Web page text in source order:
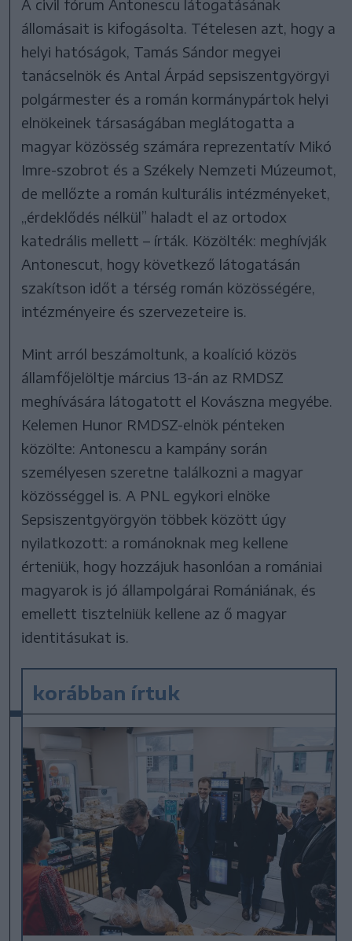
A civil fórum Antonescu látogatásának
állomásait is kifogásolta. Tételesen azt, hogy a
helyi hatóságok, Tamás Sándor megyei
tanácselnök és Antal Árpád sepsiszentgyörgyi
polgármester és a román kormánypártok helyi
elnökeinek társaságában meglátogatta a
magyar közösség számára reprezentatív Mikó
Imre-szobrot és a Székely Nemzeti Múzeumot,
de mellőzte a román kulturális intézményeket,
„érdeklődés nélkül” haladt el az ortodox
katedrális mellett – írták. Közölték: meghívják
Antonescut, hogy következő látogatásán
szakítson időt a térség román közösségére,
intézményeire és szervezeteire is.
Mint arról beszámoltunk, a koalíció közös
államfőjelöltje március 13-án az RMDSZ
meghívására látogatott el Kovászna megyébe.
Kelemen Hunor RMDSZ-elnök pénteken
közölte: Antonescu a kampány során
személyesen szeretne találkozni a magyar
közösséggel is. A PNL egykori elnöke
Sepsiszentgyörgyön többek között úgy
nyilatkozott: a románoknak meg kellene
érteniük, hogy hozzájuk hasonlóan a romániai
magyarok is jó állampolgárai Romániának, és
emellett tisztelniük kellene az ő magyar
identitásukat is.
korábban írtuk